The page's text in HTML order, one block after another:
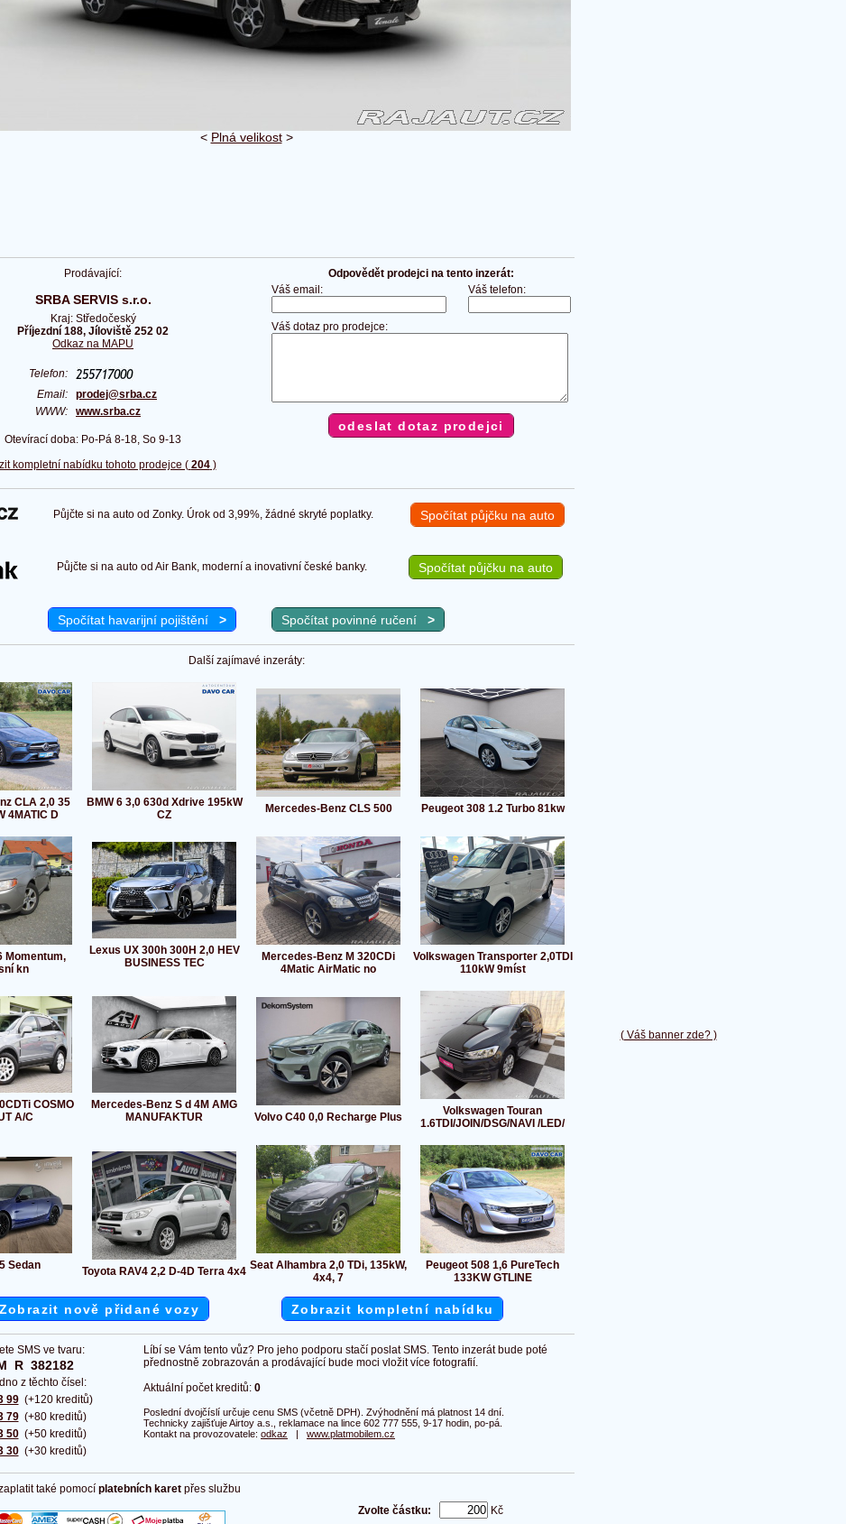
( Váš banner zde? )
< Plná velikost>
Prodávající:
SRBA SERVIS s.r.o.
Kraj: Středočeský
Příjezdní 188, Jíloviště 252 02
Odkaz na MAPU
Telefon:
Email: prodej@srba.cz
WWW: www.srba.cz
Otevírací doba: Po-Pá 8-18, So 9-13
kompletní nabídku tohoto prodejce ( 204)
Odpovědět prodejci na tento inzerát:
Váš email:
Váš telefon:
Váš dotaz pro prodejce:
Půjčte si na auto od Zonky. Úrok od 3,99%, žádné skryté poplatky. Spočítat půjčku na auto
Půjčte si na auto od Air Bank, moderní a inovativní české banky. Spočítat půjčku na auto
Spočítat havarijní pojištění > Spočítat povinné ručení >
Další zajímavé inzeráty:
CLA 2,0 35
4MATIC D
BMW 6 3,0 630d Xdrive 195kW
CZ
Mercedes-Benz CLS 500 Peugeot 308 1.2 Turbo 81kw
Momentum,
kn
Lexus UX 300h 300H 2,0 HEV
BUSINESS TEC
Mercedes-Benz M 320CDi
4Matic AirMatic no
Volkswagen Transporter 2,0TDI
110kW 9míst
COSMO
A/C
Mercedes-Benz S d 4M AMG
MANUFAKTUR
Volvo C40 0,0 Recharge Plus
Volkswagen Touran
1.6TDI/JOIN/DSG/NAVI /LED/
Sedan Toyota RAV4 2,2 D-4D Terra 4x4 Seat Alhambra 2,0 TDi, 135kW,
4x4, 7
Peugeot 508 1,6 PureTech
133KW GTLINE
Zobrazit nově přidané vozy Zobrazit kompletní nabídku
SMS ve tvaru:
R  382182
z těchto čísel:
99
79
50
30
(+120 kreditů)
(+80 kreditů)
(+50 kreditů)
(+30 kreditů)
Líbí se Vám tento vůz? Pro jeho podporu stačí poslat SMS. Tento inzerát bude poté
přednostně zobrazován a prodávající bude moci vložit více fotografií.
Aktuální počet kreditů: 0
Poslední dvojčíslí určuje cenu SMS (včetně DPH). Zvýhodnění má platnost 14 dní.
Technicky zajišťuje Airtoy a.s., reklamace na lince 602 777 555, 9-17 hodin, po-pá.
Kontakt na provozovatele: odkaz | www.platmobilem.cz
také pomocí platebních karet přes službu
Zvolte částku: Kč